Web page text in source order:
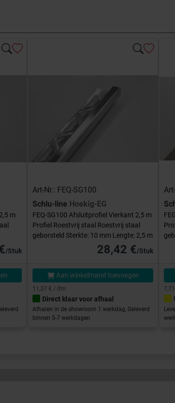
m
/Stuk
Art-Nr.: FEQ-SG100
Schlu-line Hoekig-EG
FEQ-SG100 Afsluitprofiel Vierkant 2,5 m
Profiel Roestvrij staal Roestvrij staal
geborsteld Sterkte: 10 mm Lengte: 2,5 m
28,42 €/Stuk
Aan winkelmand toevoegen
11,37 € / lfm
Direct klaar voor afhaal
Afhalen in de showroom 1 werkdag, Geleverd
binnen 5-7 werkdagen